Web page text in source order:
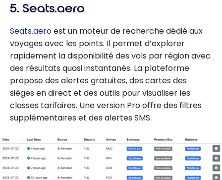
de recherche
code promo
5. Seats.aero
Seats.aeroest un moteur de recherche dédié aux
voyages avec les points. Il permet d’explorer
rapidement la disponibilité des vols par région avec
des résultats quasi instantanés. La plateforme
propose des alertes gratuites, des cartes des
sièges en direct et des outils pour visualiser les
classes tarifaires. Une version Pro offre des filtres
supplémentaires et des alertes SMS.